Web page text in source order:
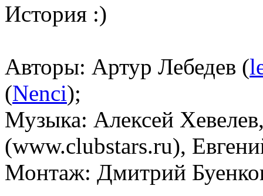
История :)
Авторы: Артур Лебедев (
(Nenci);
Музыка: Алексей
(www.clubstars.ru),
Монтаж: Дмитрий